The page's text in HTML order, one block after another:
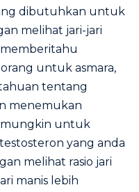
dibutuhkan untuk
melihat jari-jari
untuk asmara,
tentang
menemukan
mungkin untuk
yang anda
melihat rasio jari
manis lebih